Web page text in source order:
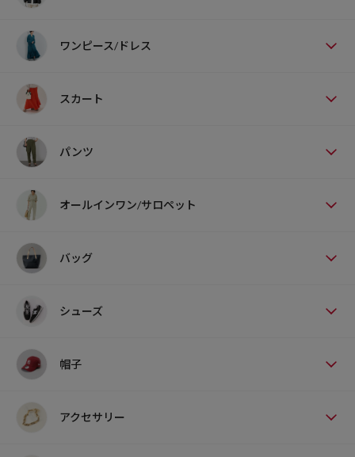
ワンピース/ドレス
スカート
パンツ
オールインワン/サロペット
バッグ
シューズ
帽子
アクセサリー